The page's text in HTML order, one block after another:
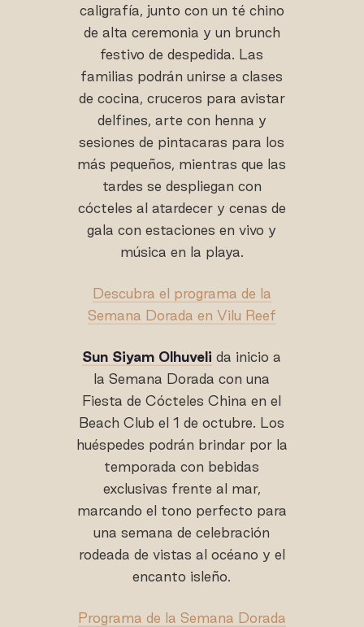
caligrafía, junto con un té chino
de alta ceremonia y un brunch
festivo de despedida. Las
familias podrán unirse a clases
de cocina, cruceros para avistar
delfines, arte con henna y
sesiones de pintacaras para los
más pequeños, mientras que las
tardes se despliegan con
cócteles al atardecer y cenas de
gala con estaciones en vivo y
música en la playa.
Descubra el programa de la
Semana Dorada en Vilu Reef
Sun Siyam Olhuveli da inicio a
la Semana Dorada con una
Fiesta de Cócteles China en el
Beach Club el 1 de octubre. Los
huéspedes podrán brindar por la
temporada con bebidas
exclusivas frente al mar,
marcando el tono perfecto para
una semana de celebración
rodeada de vistas al océano y el
encanto isleño.
Programa de la Semana Dorada